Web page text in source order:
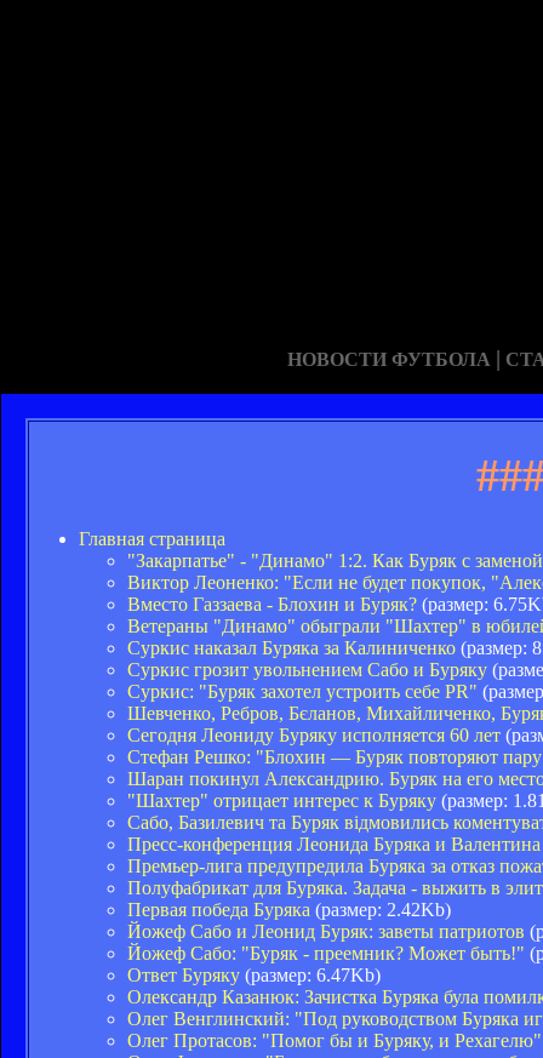
НОВОСТИ ФУТБОЛА |
Главная страница
"Закарпатье" - "Динамо" 1:2. Как Буряк с заменой
Виктор Леоненко: "Если не будет покупок,
Вместо Газзаева - Блохин и Буряк? (размер:
Ветераны "Динамо" обыграли "Шахтер" в
Суркис наказал Буряка за Калиниченко (размер:
Суркис грозит увольнением Сабо и Буряку
Суркис: "Буряк захотел устроить себе PR"
Шевченко, Ребров, Бєланов, Михайличенко,
Сегодня Леониду Буряку исполняется 60 лет
Стефан Решко: "Блохин — Буряк повторяют
Шаран покинул Александрию. Буряк на его
"Шахтер" отрицает интерес к Буряку (размер:
Сабо, Базилевич та Буряк відмовились
Пресс-конференция Леонида Буряка и Валентина
Премьер-лига предупредила Буряка за отказ
Полуфабрикат для Буряка. Задача - выжить в
Первая победа Буряка (размер: 2.42Kb)
Йожеф Сабо и Леонид Буряк: заветы патриотов
Йожеф Сабо: "Буряк - преемник? Может быть!"
Ответ Буряку (размер: 6.47Kb)
Олександр Казанюк: Зачистка Буряка була
Олег Венглинский: "Под руководством Буряка
Олег Протасов: "Помог бы и Буряку, и Рехагелю"